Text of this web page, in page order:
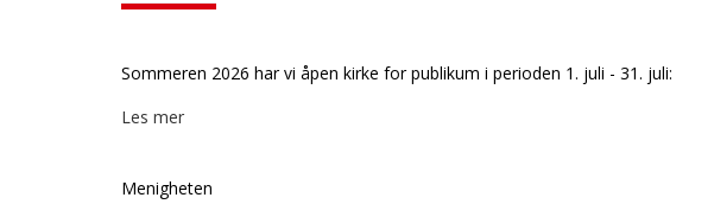
Sommeren 2026 har vi åpen kirke for publikum i perioden 1. juli - 31. juli:
Les mer
Menigheten